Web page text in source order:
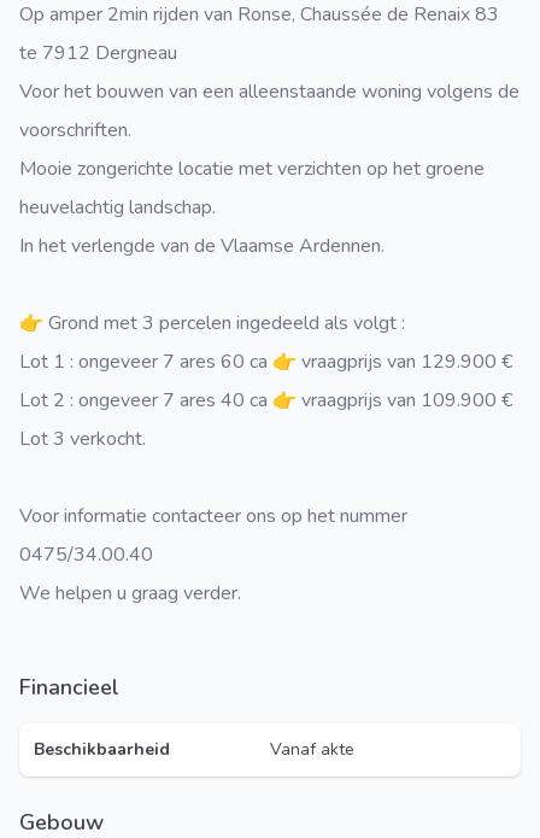
Op amper 2min rijden van Ronse, Chaussée de Renaix 83
te 7912 Dergneau
Voor het bouwen van een alleenstaande woning volgens de
voorschriften.
Mooie zongerichte locatie met verzichten op het groene
heuvelachtig landschap.
In het verlengde van de Vlaamse Ardennen.
👉 Grond met 3 percelen ingedeeld als volgt :
Lot 1 : ongeveer 7 ares 60 ca 👉 vraagprijs van 129.900 €
Lot 2 : ongeveer 7 ares 40 ca 👉 vraagprijs van 109.900 €
Lot 3 verkocht.
Voor informatie contacteer ons op het nummer
0475/34.00.40
We helpen u graag verder.
Financieel
Beschikbaarheid Vanaf akte
Gebouw